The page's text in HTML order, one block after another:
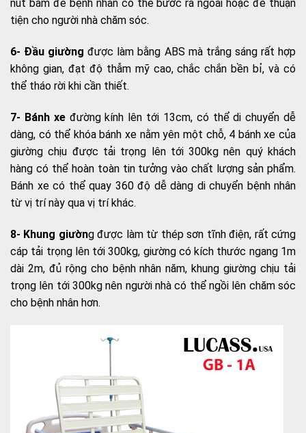
nút bấm để bệnh nhân có thể bước ra ngoài hoặc để thuận
tiện cho người nhà chăm sóc.
6- Đầu giường được làm bằng ABS mà trắng sáng rất hợp
không gian, đạt độ thẫm mỹ cao, chắc chắn bền bỉ, và có
thể tháo rời khi cần thiết.
7- Bánh xeđường kính lên tới 13cm, có thể di chuyển dễ
dàng, có thể khóa bánh xe nằm yên một chỗ, 4 bánh xe của
giường chịu được tải trọng lên tới 300kg nên quý khách
hàng có thể hoàn toàn tin tưởng vào chất lượng sản phẩm.
Bánh xe có thể quay 360 độ dễ dàng di chuyển bệnh nhân
từ vị trí này qua vị trí khác.
8- Khung giường được làm từ thép sơn tĩnh điện, rất cứng
cáp tải trọng lên tới 300kg, giường có kích thước ngang 1m
dài 2m, đủ rộng cho bệnh nhân năm, khung giường chịu tải
trọng lên tới 300kg nên người nhà có thể ngồi lên chăm sóc
cho bệnh nhân hơn.